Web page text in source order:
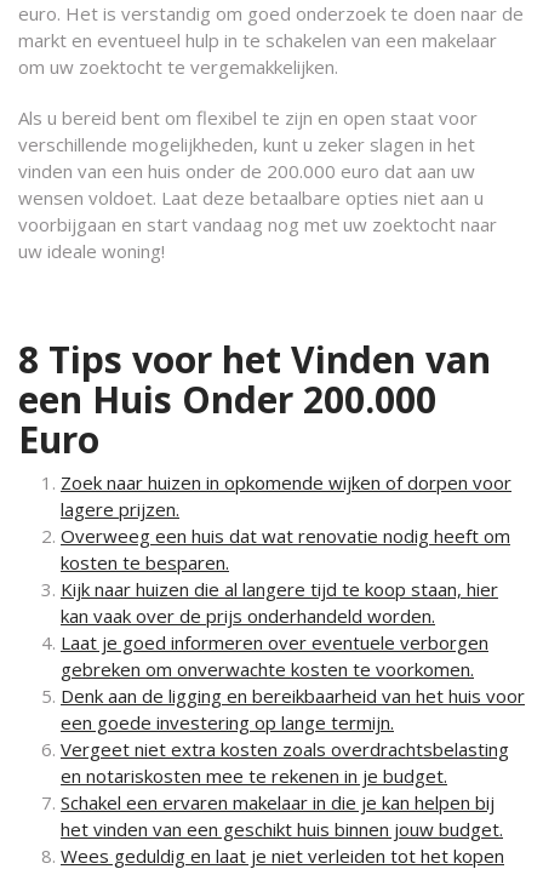
euro. Het is verstandig om goed onderzoek te doen naar de
markt en eventueel hulp in te schakelen van een makelaar
om uw zoektocht te vergemakkelijken.
Als u bereid bent om flexibel te zijn en open staat voor
verschillende mogelijkheden, kunt u zeker slagen in het
vinden van een huis onder de 200.000 euro dat aan uw
wensen voldoet. Laat deze betaalbare opties niet aan u
voorbijgaan en start vandaag nog met uw zoektocht naar
uw ideale woning!
8 Tips voor het Vinden van
een Huis Onder 200.000
Euro
Zoek naar huizen in opkomende wijken of dorpen voor
lagere prijzen.
Overweeg een huis dat wat renovatie nodig heeft om
kosten te besparen.
Kijk naar huizen die al langere tijd te koop staan, hier
kan vaak over de prijs onderhandeld worden.
Laat je goed informeren over eventuele verborgen
gebreken om onverwachte kosten te voorkomen.
Denk aan de ligging en bereikbaarheid van het huis voor
een goede investering op lange termijn.
Vergeet niet extra kosten zoals overdrachtsbelasting
en notariskosten mee te rekenen in je budget.
Schakel een ervaren makelaar in die je kan helpen bij
het vinden van een geschikt huis binnen jouw budget.
Wees geduldig en laat je niet verleiden tot het kopen